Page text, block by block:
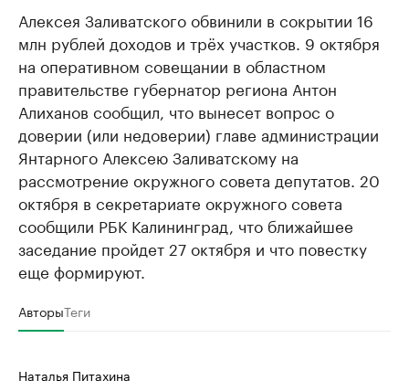
Алексея Заливатского обвинили в сокрытии 16
млн рублей доходов и трёх участков. 9 октября
на оперативном совещании в областном
правительстве губернатор региона Антон
Алиханов сообщил, что вынесет вопрос о
доверии (или недоверии) главе администрации
Янтарного Алексею Заливатскому на
рассмотрение окружного совета депутатов. 20
октября в секретариате окружного совета
сообщили РБК Калининград, что ближайшее
заседание пройдет 27 октября и что повестку
еще формируют.
АвторыТеги
Наталья Питахина